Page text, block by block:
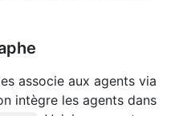
associe aux agents via
intègre les agents dans